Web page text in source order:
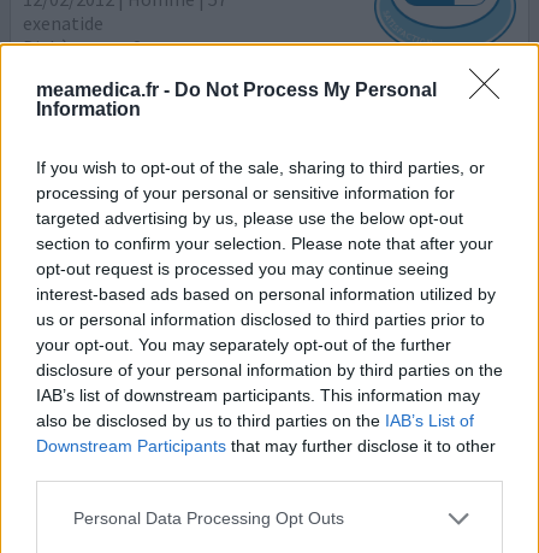
meamedica.fr - Do Not Process My Personal
Information
If you wish to opt-out of the sale, sharing to third parties, or
processing of your personal or sensitive information for
targeted advertising by us, please use the below opt-out
section to confirm your selection. Please note that after your
opt-out request is processed you may continue seeing
interest-based ads based on personal information utilized by
us or personal information disclosed to third parties prior to
your opt-out. You may separately opt-out of the further
disclosure of your personal information by third parties on the
IAB’s list of downstream participants. This information may
also be disclosed by us to third parties on the IAB’s List of
Downstream Participants that may further disclose it to other
Personal Data Processing Opt Outs
exenatide
Diabète type 2
Efficacité
finalement arrêté avec byetta. souvent manque d'air et
cela s'empirait. le médicament (?) diminuait la fonction
rénale, le corps retient l'eau et on n'a plus d'air. je
pensais mourir. vraiment une horrible expérience !!!
l'infirmière en diabétologie : arrêtez immédiatement. le
cardiologe très étonné, coeur et poumons sont en ordre,
pas d'air douleur poitrine, etc. ARRET...lire la suite
votre avis 0 réactions
Byetta
08/02/2012 | Homme | 57